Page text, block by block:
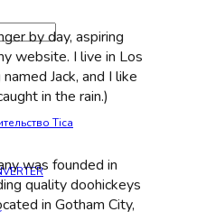
Tica
by day, aspiring
website. I live in Los
Jack, and I like
in the rain.)
was founded in
quality doohickeys
in Gotham City,